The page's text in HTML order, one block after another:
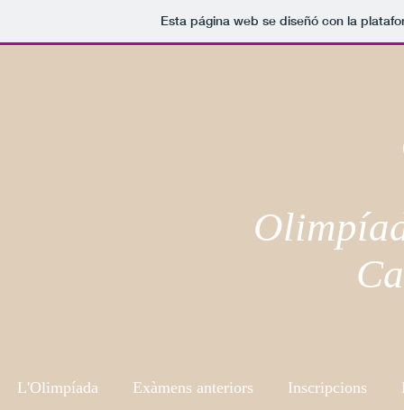
Esta página web se diseñó con la
L'Olimpíada Exàmens anteriors Inscripcions